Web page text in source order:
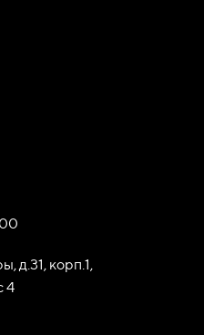
д.31, корп.1,
4